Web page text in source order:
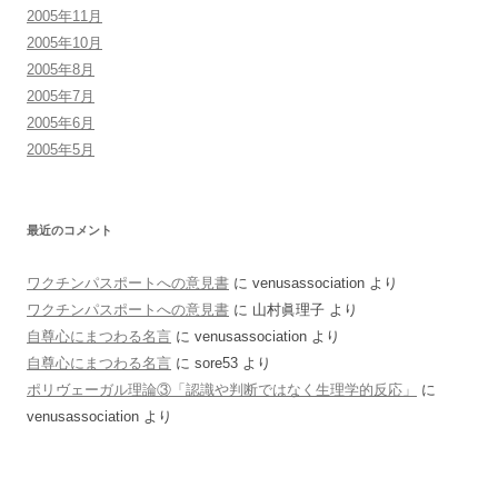
2005年11月
2005年10月
2005年8月
2005年7月
2005年6月
2005年5月
最近のコメント
ワクチンパスポートへの意見書 に venusassociation より
ワクチンパスポートへの意見書 に 山村眞理子 より
自尊心にまつわる名言 に venusassociation より
自尊心にまつわる名言 に sore53 より
ポリヴェーガル理論③「認識や判断ではなく生理学的反応」
に
venusassociation より